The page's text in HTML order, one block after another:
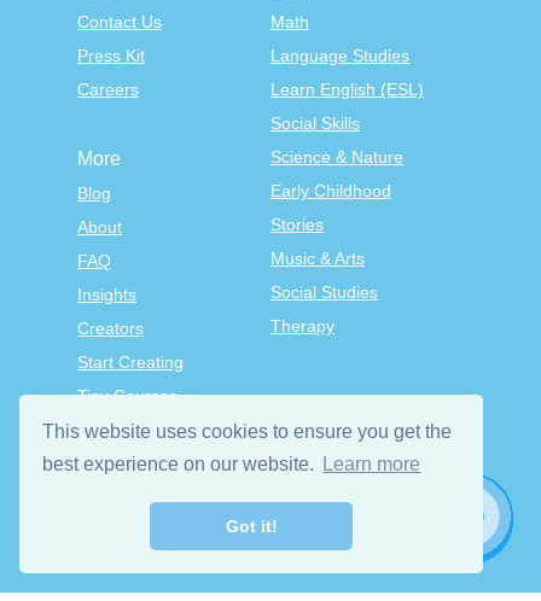
This website uses cookies to ensure you get the
best experience on our website.
Learn more
Got it!
Contact Us
Press Kit
Careers
Math
Language Studies
Learn English (ESL)
Social Skills
Science & Nature
Early Childhood
Stories
Music & Arts
Social Studies
Therapy
More
Blog
About
FAQ
Insights
Creators
Start Creating
Tiny Courses
TinyTap Premium
Terms & Conditions
Privacy Policy